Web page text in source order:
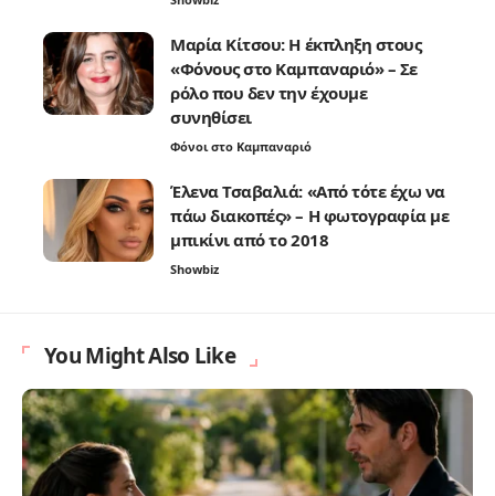
Μαρία Κίτσου: Η έκπληξη στους
«Φόνους στο Καμπαναριό» – Σε
ρόλο που δεν την έχουμε
συνηθίσει
Φόνοι στο Καμπαναριό
Έλενα Τσαβαλιά: «Από τότε έχω να
πάω διακοπές» – Η φωτογραφία με
μπικίνι από το 2018
Showbiz
You Might Also Like